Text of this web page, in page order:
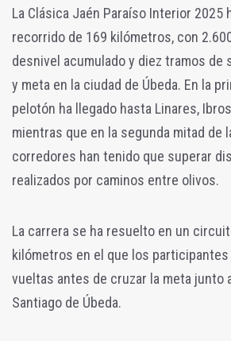
La Clásica Jaén Paraíso Interior 2025
recorrido de 169 kilómetros, con
desnivel acumulado y diez tramos de
y meta en la ciudad de Úbeda. En la
pelotón ha llegado hasta Linares,
mientras que en la segunda mitad de
corredores han tenido que superar
realizados por caminos entre olivos.
La carrera se ha resuelto en un
kilómetros en el que los participantes
vueltas antes de cruzar la meta junto
Santiago de Úbeda.